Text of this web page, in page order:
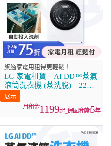
旗艦家電用租得更輕鬆！
LG 家電租賃－AI DD™蒸氣
滾筒洗衣機 (蒸洗脫)｜22公
斤(WD-S22FW)
1199起_保固/租期5年